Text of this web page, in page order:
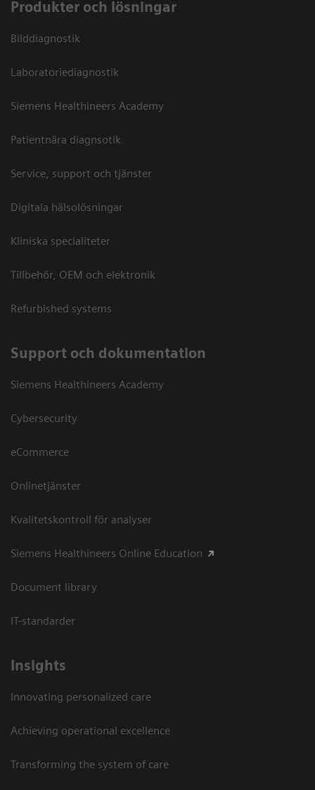
Produkter och lösningar
Bilddiagnostik
Laboratoriediagnostik
Siemens Healthineers Academy
Patientnära diagnsotik
Service, support och tjänster
Digitala hälsolösningar
Kliniska specialiteter
Tillbehör, OEM och elektronik
Refurbished systems
Support och dokumentation
Siemens Healthineers Academy
Cybersecurity
eCommerce
Onlinetjänster
Kvalitetskontroll för analyser
Siemens Healthineers Online Education
Document library
IT-standarder
Insights
Innovating personalized care
Achieving operational excellence​
Transforming the system of care